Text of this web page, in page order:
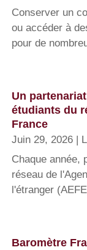
Conserver un
ou accéder à
pour de
Un
étudiants du
France
Juin 29, 2026
Chaque année,
réseau de
l'étranger
Baromètre